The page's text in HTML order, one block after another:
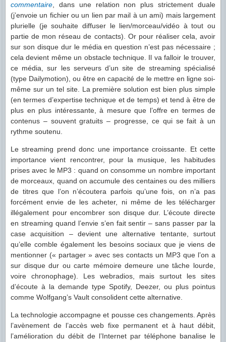
commentaire , dans une relation non plus strictement duale
(j’envoie un fichier ou un lien par mail à un ami) mais largement
plurielle (je souhaite diffuser le lien/morceau/vidéo à tout ou
partie de mon réseau de contacts). Or pour réaliser cela, avoir
sur son disque dur le média en question n’est pas nécessaire ;
cela devient même un obstacle technique. Il va falloir le trouver,
ce média, sur les serveurs d’un site de streaming spécialisé
(type Dailymotion), ou être en capacité de le mettre en ligne soi-
même sur un tel site. La première solution est bien plus simple
(en termes d’expertise technique et de temps) et tend à être de
plus en plus intéressante, à mesure que l’offre en termes de
contenus – souvent gratuits – progresse, ce qui se fait à un
rythme soutenu.
Le streaming prend donc une importance croissante. Et cette
importance vient rencontrer, pour la musique, les habitudes
prises avec le MP3 : quand on consomme un nombre important
de morceaux, quand on accumule des centaines ou des milliers
de titres que l’on n’écoutera parfois qu’une fois, on n’a pas
forcément envie de les acheter, ni même de les télécharger
illégalement pour encombrer son disque dur. L’écoute directe
en streaming quand l’envie s’en fait sentir – sans passer par la
case acquisition – devient une alternative tentante, surtout
qu’elle comble également les besoins sociaux que je viens de
mentionner (« partager » avec ses contacts un MP3 que l’on a
sur disque dur ou carte mémoire demeure une tâche lourde,
voire chronophage). Les webradios, mais surtout les sites
d’écoute à la demande type Spotify, Deezer, ou plus pointus
comme Wolfgang’s Vault consolident cette alternative.
La technologie accompagne et pousse ces changements. Après
l’avènement de l’accès web fixe permanent et à haut débit,
l’amélioration du débit de l’Internet par téléphone banalise le